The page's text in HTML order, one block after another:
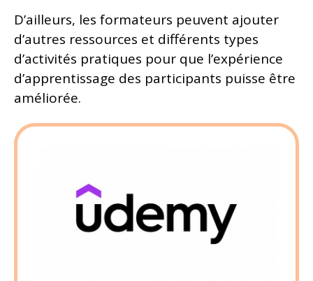
D’ailleurs, les formateurs peuvent ajouter
d’autres ressources et différents types
d’activités pratiques pour que l’expérience
d’apprentissage des participants puisse être
améliorée.